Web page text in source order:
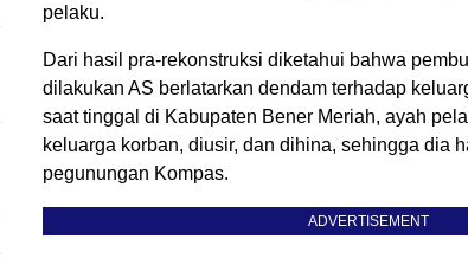
pelaku.
Dari hasil pra-rekonstruksi diketahui bahwa
dilakukan AS berlatarkan dendam terhadap
saat tinggal di Kabupaten Bener Meriah, ayah
keluarga korban, diusir, dan dihina, sehingga dia
pegunungan Kompas.
ADVERTISEMENT